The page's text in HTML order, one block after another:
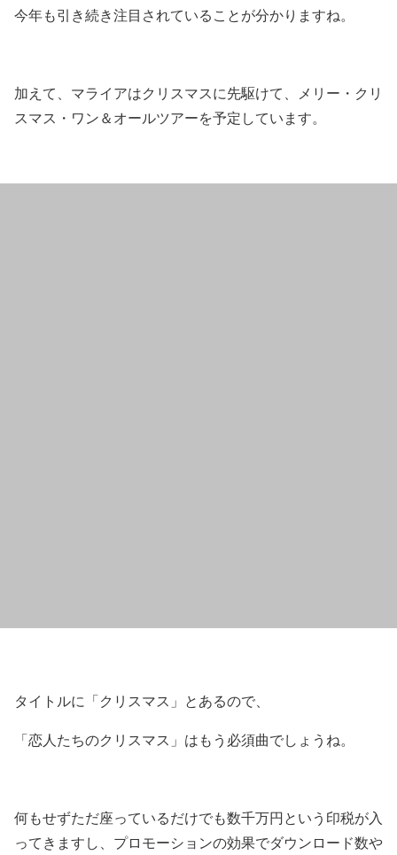
今年も引き続き注目されていることが分かりますね。
加えて、マライアはクリスマスに先駆けて、メリー・クリ
スマス・ワン＆オールツアーを予定しています。
タイトルに「クリスマス」とあるので、
「恋人たちのクリスマス」はもう必須曲でしょうね。
何もせずただ座っているだけでも数千万円という印税が入
ってきますし、プロモーションの効果でダウンロード数や